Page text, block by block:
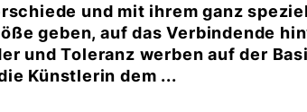
und mit ihrem ganz
geben, auf das Verbindende
und Toleranz werben auf der
Künstlerin dem ...